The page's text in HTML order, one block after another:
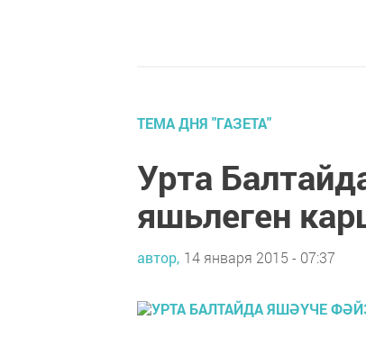
ТЕМА ДНЯ "ГАЗЕТА"
Урта
яшьлеген
автор, 14 января 2015 - 07:37